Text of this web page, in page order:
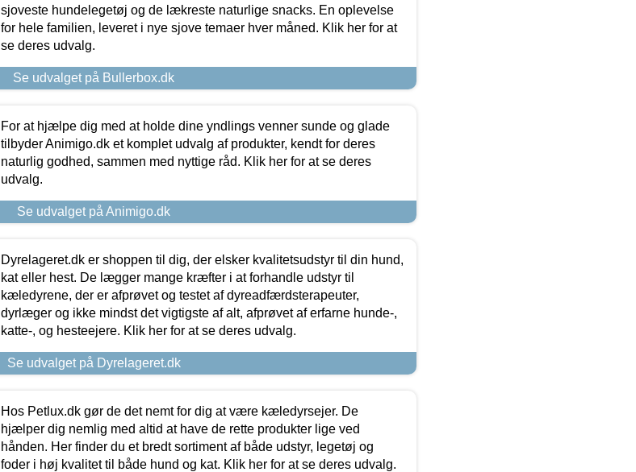
sjoveste hundelegetøj og de lækreste naturlige snacks. En oplevelse
for hele familien, leveret i nye sjove temaer hver måned. Klik her for at
se deres udvalg.
Se udvalget på Bullerbox.dk
For at hjælpe dig med at holde dine yndlings venner sunde og glade
tilbyder Animigo.dk et komplet udvalg af produkter, kendt for deres
naturlig godhed, sammen med nyttige råd. Klik her for at se deres
udvalg.
Se udvalget på Animigo.dk
Dyrelageret.dk er shoppen til dig, der elsker kvalitetsudstyr til din hund,
kat eller hest. De lægger mange kræfter i at forhandle udstyr til
kæledyrene, der er afprøvet og testet af dyreadfærdsterapeuter,
dyrlæger og ikke mindst det vigtigste af alt, afprøvet af erfarne hunde-,
katte-, og hesteejere. Klik her for at se deres udvalg.
Se udvalget på Dyrelageret.dk
Hos Petlux.dk gør de det nemt for dig at være kæledyrsejer. De
hjælper dig nemlig med altid at have de rette produkter lige ved
hånden. Her finder du et bredt sortiment af både udstyr, legetøj og
foder i høj kvalitet til både hund og kat. Klik her for at se deres udvalg.